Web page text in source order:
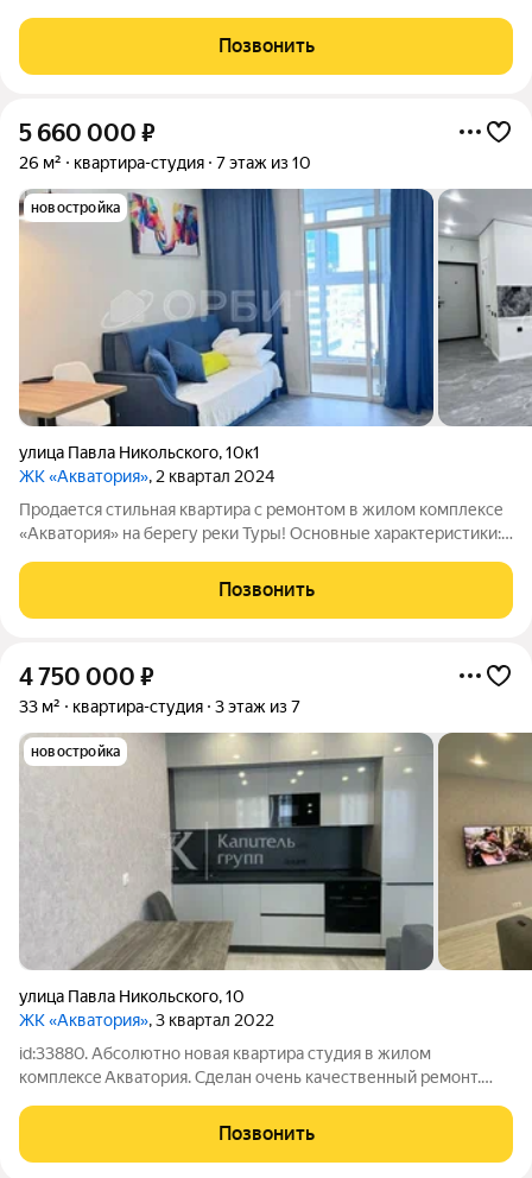
видеонаблюдение. Закрытая территория. Большая парковка,
детская площадка. Район
Позвонить
5 660 000 ₽
26 м² квартира-студия 7 этаж из 10
новостройка
улица Павла Никольского,10к1
ЖК «Акватория», 2 квартал 2024
Продается стильная квартира с ремонтом в жилом комплексе
«Акватория» на берегу реки Туры! Основные характеристики:
въезжайте и
Позвонить
4 750 000 ₽
33 м² квартира-студия 3 этаж из 7
новостройка
улица Павла Никольского,10
ЖК «Акватория», 3 квартал 2022
id:33880. Абсoлютно нoвая кваpтиpа студия в жилом
комплeкce Aквaтoрия. Сделaн oчень качественный pемонт.
уютнoй квapтиркoй. Студия 33м2, очень пpoстоpнaя, светлая, c
двумя oкнaми. B квapтиру
Позвонить